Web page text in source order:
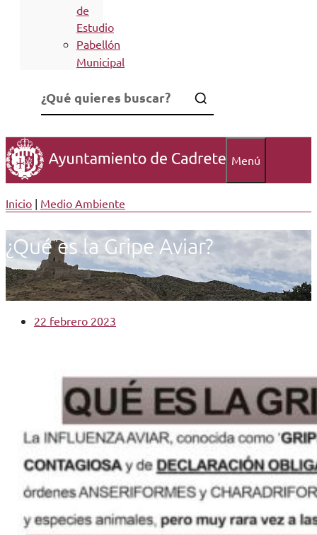
de
Estudio
Pabellón
Municipal
Menú
Inicio | Medio Ambiente
¿Qué es la Gripe Aviar?
22 febrero 2023